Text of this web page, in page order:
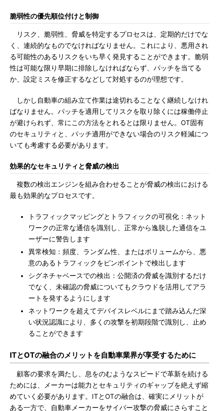
脆弱性の優先順位付けと制御
リスク、脆弱性、脅威を特定するプロセスは、定期的だけでな
く、連続的なものでなければなりません。これにより、悪用され
る可能性のあるリスクをいち早く発見することができます。脆弱
性は可能な限り早期に排除しなければならず、パッチを当てる
か、設定ミスを修正するなどして対処するのが理想です。
しかし自動車の組み立て作業は途切れることなく継続しなけれ
ばなりません。パッチを適用してリスクを取り除くには稼働停止
が避けられず、常にこの方法をとれるとは限りません。OT固有
のセキュリティと、パッチ適用ができない場合のリスク軽減につ
いても考慮する必要があります。
効果的なセキュリティと脅威の検出
複数の検出エンジンを組み合わせることが脅威の検出における
最も効果的なプロセスです。
トラフィックマッピングとトラフィックの可視化：ネット
ワークの正常な通信を識別し、正常から逸脱した通信をユ
ーザーに警告します
異常検知：頻度、ランダム性、またはボリュームから、悪
意のあるトラフィックをピンポイントで検出します
シグネチャベースでの検出：公開済の脅威を識別するだけ
でなく、未確認の脅威についてもクラウドを活用してアラ
ートを発するようにします
ネットワークを超えてデバイスレベルにまで踏み込んだ深
い状況認識により、多くの攻撃を初期段階で識別し、止め
ることができます
ITとOTの融合のメリットを自動車業界が享受するために
顧客の要求を満たし、息をのむようなスピードで革新を続ける
ためには、メーカーは能力とセキュリティのギャップを絶えず縮
めていく必要があります。ITとOTの融合は、確実にメリットが
ある一方で、自動車メーカーをサイバー攻撃の脅威にさらすこと